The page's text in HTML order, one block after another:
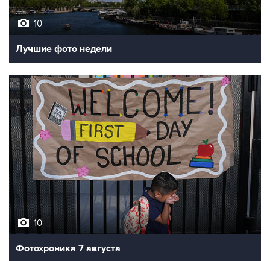
10
Лучшие фото недели
10
Фотохроника 7 августа